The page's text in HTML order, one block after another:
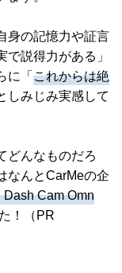
身の記憶力や証言
で説得力がある」
に「 これからは絶
しみじみ実感して
どんなものだろ
なんとCarMeの企
Cam Omn
！（PR